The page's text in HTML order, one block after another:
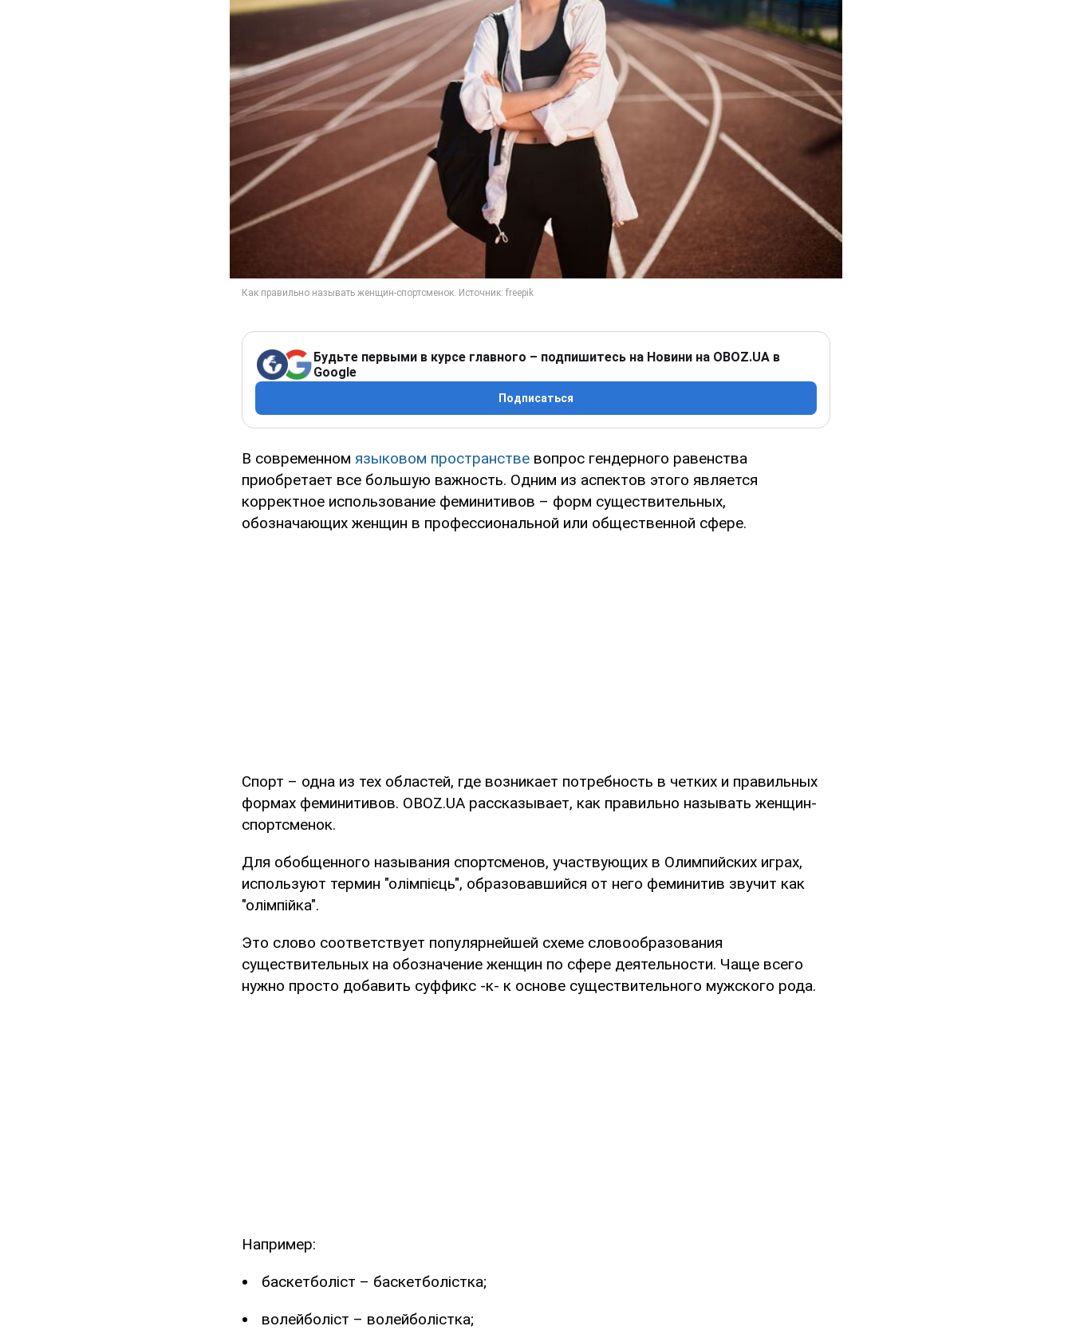
Будьте первыми в курсе главного – подпишитесь на Новини на OBOZ.UA в
Google
Подписаться
В современном языковом пространстве вопрос гендерного равенства
приобретает все большую важность. Одним из аспектов этого является
корректное использование феминитивов – форм существительных,
обозначающих женщин в профессиональной или общественной сфере.
Спорт – одна из тех областей, где возникает потребность в четких и правильных
формах феминитивов. OBOZ.UA рассказывает, как правильно называть женщин-
спортсменок.
Для обобщенного называния спортсменов, участвующих в Олимпийских играх,
используют термин "олімпієць", образовавшийся от него феминитив звучит как
"олімпійка".
Это слово соответствует популярнейшей схеме словообразования
существительных на обозначение женщин по сфере деятельности. Чаще всего
нужно просто добавить суффикс -к- к основе существительного мужского рода.
Например:
баскетболіст – баскетболістка;
волейболіст – волейболістка;